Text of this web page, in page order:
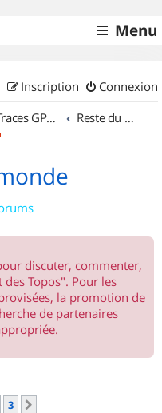
Menu
Connexion
Inscription
Traces GPS de randos VTT Reste du monde
discuter, commenter,
Topos". Pour les
la promotion de
de partenaires
3